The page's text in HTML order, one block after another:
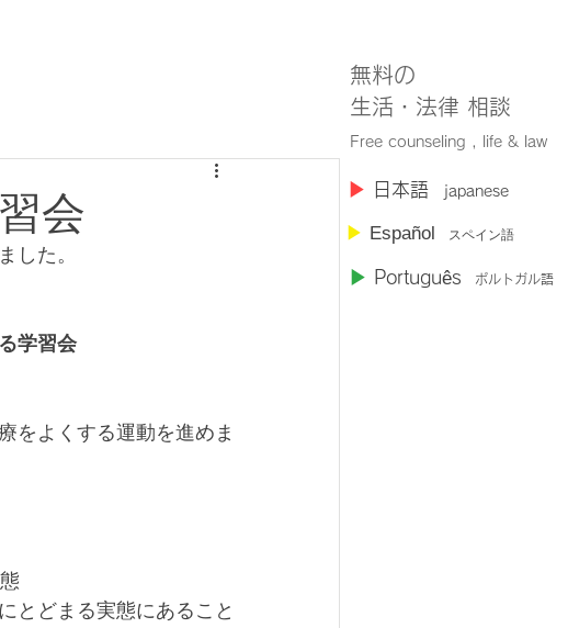
無料の
​生活・法律 相談
Free counseling , life & law
​▶︎ 日本語 japanese
▶︎ Español スペイン語
▶︎ Português ポルトガル語
会
した。
学習会
をよくする運動を進めま
とどまる実態にあること